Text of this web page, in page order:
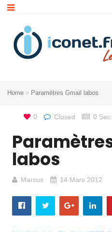
Home Paramètres Gmail labos
0 Closed 0 Sec
labos
Marcus 14 Mars 2012